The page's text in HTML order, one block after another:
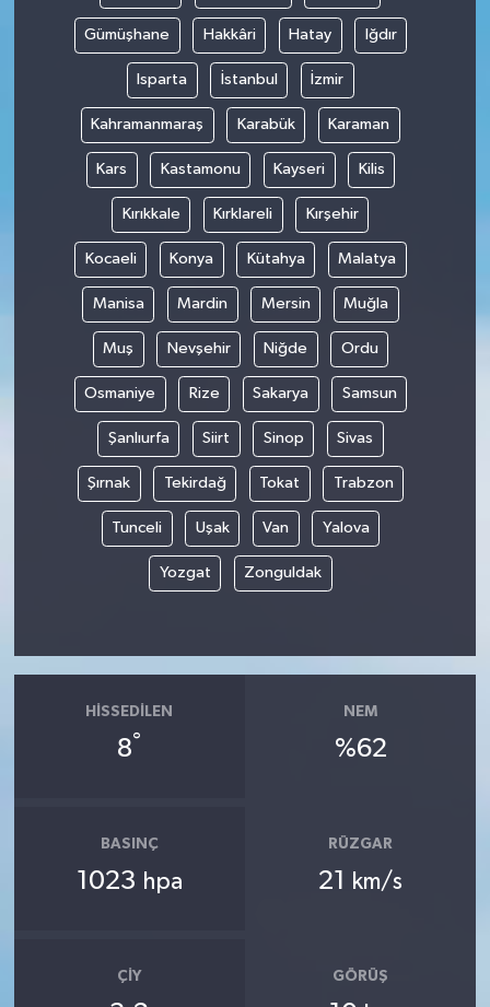
Gümüşhane Hakkâri Hatay Iğdır
Isparta İstanbul İzmir
Kahramanmaraş Karabük Karaman
Kars Kastamonu Kayseri Kilis
Kırıkkale Kırklareli Kırşehir
Kocaeli Konya Kütahya Malatya
Manisa Mardin Mersin Muğla
Muş Nevşehir Niğde Ordu
Osmaniye Rize Sakarya Samsun
Şanlıurfa Siirt Sinop Sivas
Şırnak Tekirdağ Tokat Trabzon
Tunceli Uşak Van Yalova
Yozgat Zonguldak
HISSEDILEN
8°
NEM
%62
BASINÇ
1023 hpa
RÜZGAR
21 km/s
ÇIY GÖRÜŞ